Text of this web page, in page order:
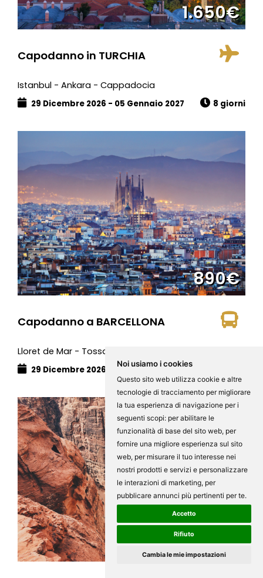
Noi usiamo i cookies
Questo sito web utilizza cookie e altre
tecnologie di tracciamento per migliorare
la tua esperienza di navigazione per i
seguenti scopi: per abilitare le
funzionalità di base del sito web, per
fornire una migliore esperienza sul sito
web, per misurare il tuo interesse nei
nostri prodotti e servizi e personalizzare
le interazioni di marketing, per
pubblicare annunci più pertinenti per te.
Accetto
Rifiuto
Cambia le mie impostazioni
1.650€
Capodanno in TURCHIA
Istanbul - Ankara - Cappadocia
29 Dicembre 2026 - 05 Gennaio 2027 8 giorni
890€
Capodanno a BARCELLONA
Lloret de Mar - Tossa de Mar - Girona
29 Dicembre 2026 - 02 Gennaio 2027
2.160€